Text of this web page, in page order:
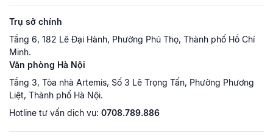
Trụ sở chính
Tầng 6, 182 Lê Đại Hành, Phường Phú Thọ, Thành phố Hồ Chí
Minh.
Văn phòng Hà Nội
Tầng 3, Tòa nhà Artemis, Số 3 Lê Trọng Tấn, Phường Phương
Liệt, Thành phố Hà Nội.
Hotline tư vấn dịch vụ: 0708.789.886